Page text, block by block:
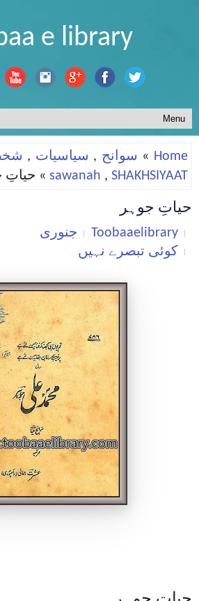
e library
Home
» سوانح , سیاسیات ,
sawanah , SHAKHSIYAAT » حیاتِ
حیاتِ جوہر
Toobaaelibrary
جنوری 11,
کوئی تبصرے نہیں